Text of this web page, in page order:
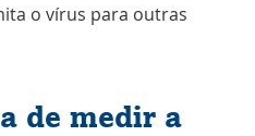
o vírus para outras
de medir a